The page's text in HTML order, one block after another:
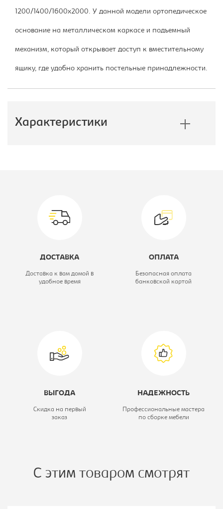
1200/1400/1600х2000. У данной модели ортопедическое
основание на металлическом каркасе и подъемный
механизм, который открывает доступ к вместительному
ящику, где удобно хранить постельные принадлежности.
Характеристики
двухспальная
механизмом
Ширина, мм: 1360
ДОСТАВКА
Доставка к вам домой в
удобное время
ОПЛАТА
Безопасная оплата
банковской картой
ВЫГОДА
Скидка на первый
заказ
НАДЕЖНОСТЬ
Профессиональные мастера
по сборке мебели
С этим товаром смотрят